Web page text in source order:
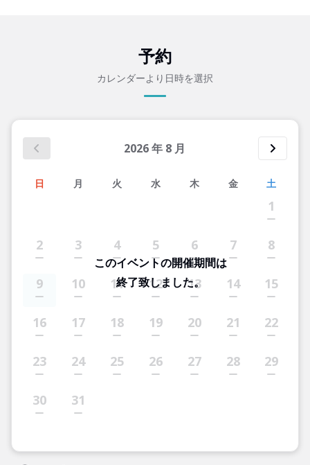
予約
カレンダーより日時を選択
2026年 8 月
日 月 火 水 木 金 土
1
2 3 4 5 6 7 8
9 10 11 12 13 14 15
16 17 18 19 20 21 22
23 24 25 26 27 28 29
30 31
このイベントの開催期間は
終了致しました。